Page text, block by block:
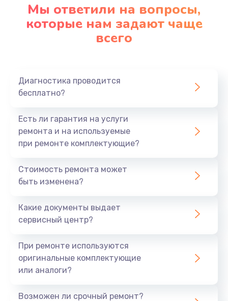
Мы ответили на вопросы,
которые нам задают чаще
всего
Диагностика проводится
бесплатно?
Есть ли гарантия на услуги
ремонта и на используемые
при ремонте комплектующие?
Стоимость ремонта может
быть изменена?
Какие документы выдает
сервисный центр?
При ремонте используются
оригинальные комплектующие
или аналоги?
Возможен ли срочный ремонт?